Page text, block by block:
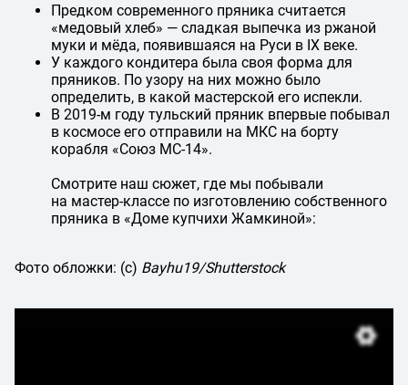
Предком современного пряника считается
«медовый хлеб» — сладкая выпечка из ржаной
муки и мёда, появившаяся на Руси в IX веке.
У каждого кондитера была своя форма для
пряников. По узору на них можно было
определить, в какой мастерской его испекли.
В 2019-м году тульский пряник впервые побывал
в космосе его отправили на МКС на борту
корабля «Союз МС-14».
Смотрите наш сюжет, где мы побывали
на мастер-классе по изготовлению собственного
пряника в «Доме купчихи Жамкиной»:
Фото обложки: (c) Bayhu19/Shutterstock